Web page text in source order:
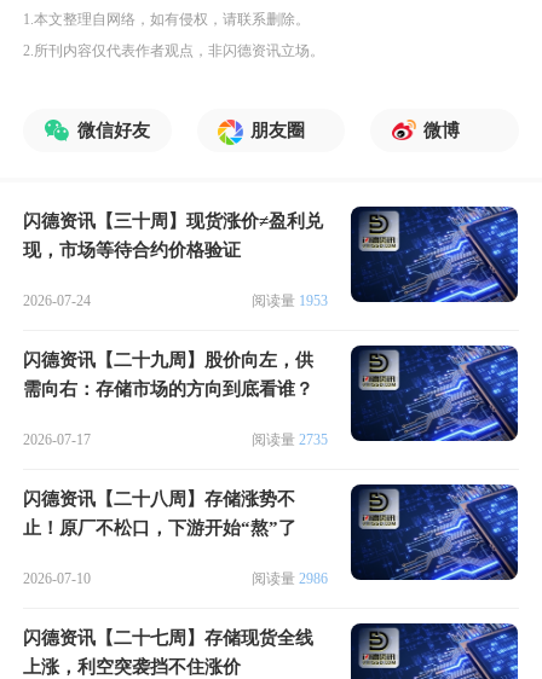
1.本文整理自网络，如有侵权，请联系删除。
2.所刊内容仅代表作者观点，非闪德资讯立场。
微信好友 朋友圈 微博
闪德资讯【三十周】现货涨价≠盈利兑
现，市场等待合约价格验证
2026-07-24 阅读量 1953
闪德资讯【二十九周】股价向左，供
需向右：存储市场的方向到底看谁？
2026-07-17 阅读量 2735
闪德资讯【二十八周】存储涨势不
止！原厂不松口，下游开始“熬”了
2026-07-10 阅读量 2986
闪德资讯【二十七周】存储现货全线
上涨，利空突袭挡不住涨价